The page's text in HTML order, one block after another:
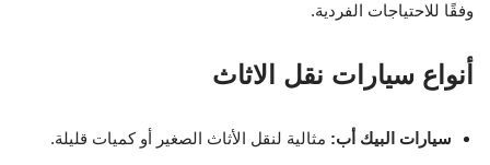
وفقًا للاحتياجات الفردية.
أنواع سيارات نقل الاثاث
سيارات البيك أب: مثالية لنقل الأثاث الصغير أو كميات قليلة.